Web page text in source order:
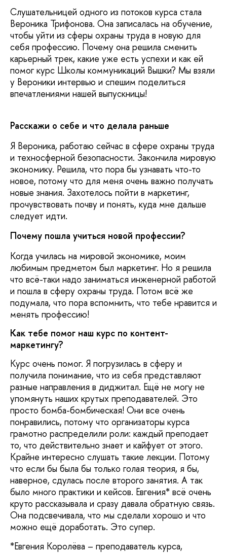
Слушательницей одного из потоков курса стала
Вероника Трифонова. Она записалась на обучение,
чтобы уйти из сферы охраны труда в новую для
себя профессию. Почему она решила сменить
карьерный трек, какие уже есть успехи и как ей
помог курс Школы коммуникаций Вышки? Мы взяли
у Вероники интервью и спешим поделиться
впечатлениями нашей выпускницы!
Расскажи о себе и что делала раньше
Я Вероника, работаю сейчас в сфере охраны труда
и техносферной безопасности. Закончила мировую
экономику. Решила, что пора бы узнавать что-то
новое, потому что для меня очень важно получать
новые знания. Захотелось пойти в маркетинг,
прочувствовать почву и понять, куда мне дальше
следует идти.
Почему пошла учиться новой профессии?
Когда училась на мировой экономике, моим
любимым предметом был маркетинг. Но я решила
что всё-таки надо заниматься инженерной работой
и пошла в сферу охраны труда. Потом всё же
подумала, что пора вспомнить, что тебе нравится и
менять профессию!
Как тебе помог наш курс по контент-
маркетингу?
Курс очень помог. Я погрузилась в сферу и
получила понимание, что из себя представляют
разные направления в диджитал. Ещё не могу не
упомянуть наших крутых преподавателей. Это
просто бомба-бомбическая! Они все очень
понравились, потому что организаторы курса
грамотно распределили роли: каждый преподает
то, что действительно знает и кайфует от этого.
Крайне интересно слушать такие лекции. Потому
что если бы была бы только голая теория, я бы,
наверное, сдулась после второго занятия. А так
было много практики и кейсов. Евгения* всё очень
круто рассказывала и сразу давала обратную связь.
Она подсвечивала, что мы сделали хорошо и что
можно ещё доработать. Это супер.
*Евгения Королёва – преподаватель курса,